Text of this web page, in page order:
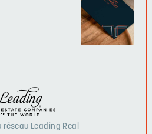
réseau Leading Real